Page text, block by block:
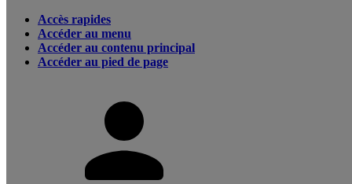
Accès rapides
Accéder au menu
Accéder au contenu principal
Accéder au pied de page